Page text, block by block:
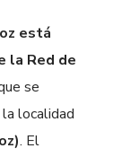
está
la Red de
se
la localidad
. El